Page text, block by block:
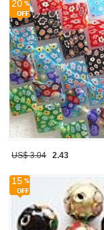
20
US$ 3.04 2.43
15